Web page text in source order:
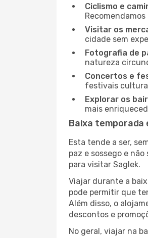
Ciclismo e
Visitar os
cidade sem
Fotografia de
natureza
Concertos e
festivais
Explorar os
mais
Baixa temporada
Esta tende a ser,
paz e sossego e
para visitar Saglek.
Viajar durante a
pode permitir que
Além disso, o
descontos e
No geral, viajar na